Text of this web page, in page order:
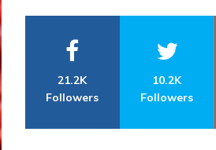
21.2K
Followers
10.2K
Followers